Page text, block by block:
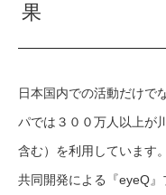
果
日本国内での活動だけで
パでは３００万人以上が
含む）を利用しています
共同開発による『eyeQ